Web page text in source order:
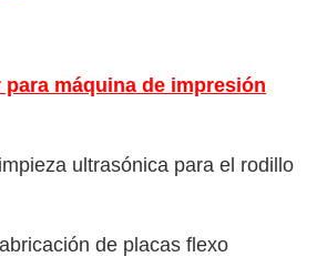
máquina de impresión
ultrasónica para el rodillo
de placas flexo